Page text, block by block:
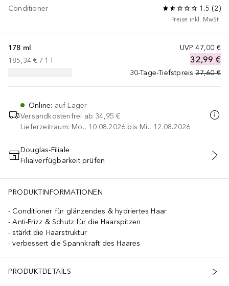
Conditioner 1.5 (2)
Preise inkl. MwSt.
UVP 47,00 €
32,99 €
30-Tage-Tiefstpreis 37,60 €
178 ml
185,34 € / 1
Online: auf Lager
Versandkostenfrei ab 34,95 €
Lieferzeitraum: Mo., 10.08.2026 bis Mi., 12.08.2026
IN DEN WARENKORB
Douglas-Filiale
Filialverfügbarkeit prüfen
PRODUKTINFORMATIONEN
Conditioner für glänzendes & hydriertes Haar
Anti-Frizz & Schutz für die Haarspitzen
stärkt die Haarstruktur
verbessert die Spannkraft des Haares
PRODUKTDETAILS